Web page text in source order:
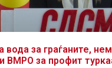
вода за граѓаните,
ВМРО за профит